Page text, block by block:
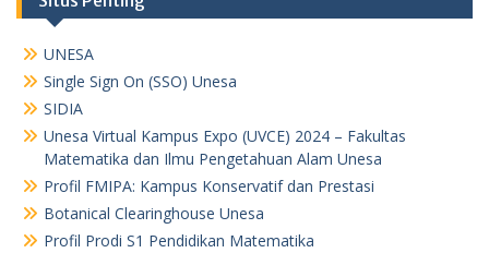
UNESA
Single Sign On (SSO) Unesa
SIDIA
Unesa Virtual Kampus Expo (UVCE) 2024 – Fakultas
Matematika dan Ilmu Pengetahuan Alam Unesa
Profil FMIPA: Kampus Konservatif dan Prestasi
Botanical Clearinghouse Unesa
Profil Prodi S1 Pendidikan Matematika